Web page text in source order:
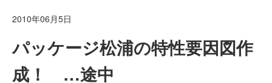
2010年06月5日
パッケージ松浦の特性要因図作
成！ …途中